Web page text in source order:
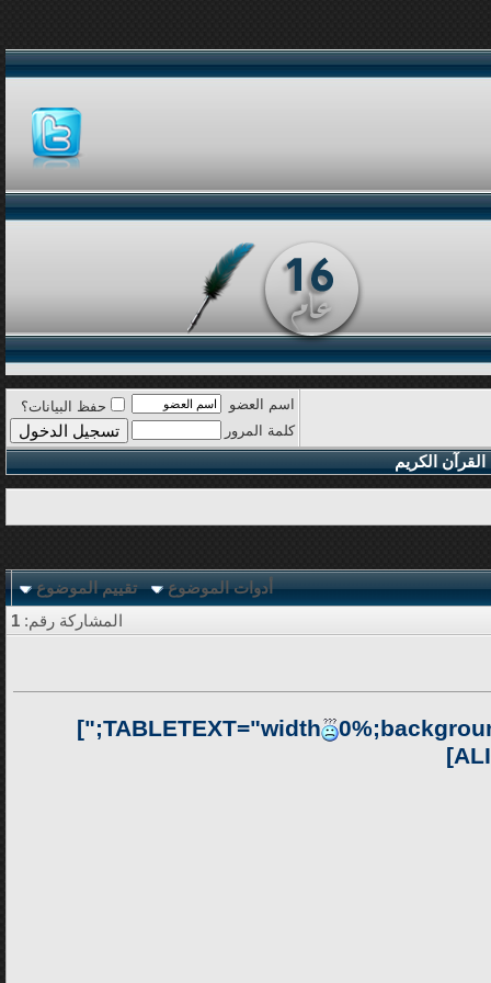
اسم العضو
حفظ البيانات؟
كلمة المرور
القرآن الكريم
أدوات الموضوع
تقييم الموضوع
المشاركة رقم: 1
px solid burlywood;"]